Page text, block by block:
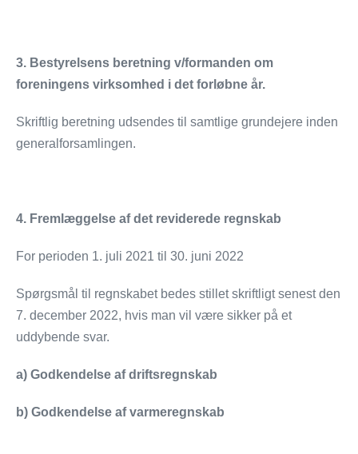
3. Bestyrelsens beretning v/formanden om
foreningens virksomhed i det forløbne år.
Skriftlig beretning udsendes til samtlige grundejere inden
generalforsamlingen.
4. Fremlæggelse af det reviderede regnskab
For perioden 1. juli 2021 til 30. juni 2022
Spørgsmål til regnskabet bedes stillet skriftligt senest den
7. december 2022, hvis man vil være sikker på et
uddybende svar.
a) Godkendelse af driftsregnskab
b) Godkendelse af varmeregnskab